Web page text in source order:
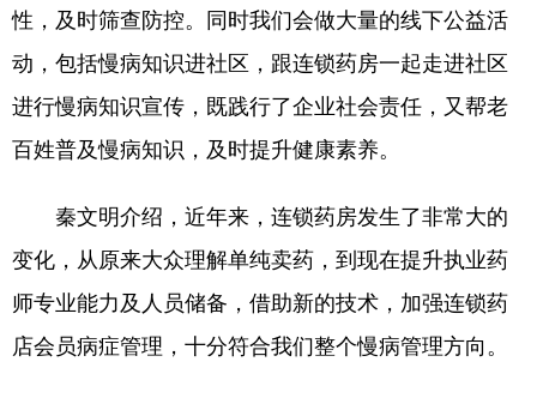
陕西 甘肃 青海 宁夏
新疆 内蒙古 黑龙江
多语种频道
Русский язык 日本語 한국어
性，及时筛查防控。同时我们会做大量的线下公益活
动，包括慢病知识进社区，跟连锁药房一起走进社区
进行慢病知识宣传，既践行了企业社会责任，又帮老
百姓普及慢病知识，及时提升健康素养。
秦文明介绍，近年来，连锁药房发生了非常大的
变化，从原来大众理解单纯卖药，到现在提升执业药
师专业能力及人员储备，借助新的技术，加强连锁药
店会员病症管理，十分符合我们整个慢病管理方向。